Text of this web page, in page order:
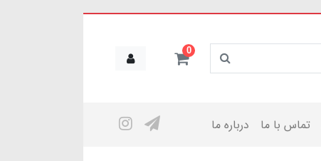
0
تماس با ما درباره ما